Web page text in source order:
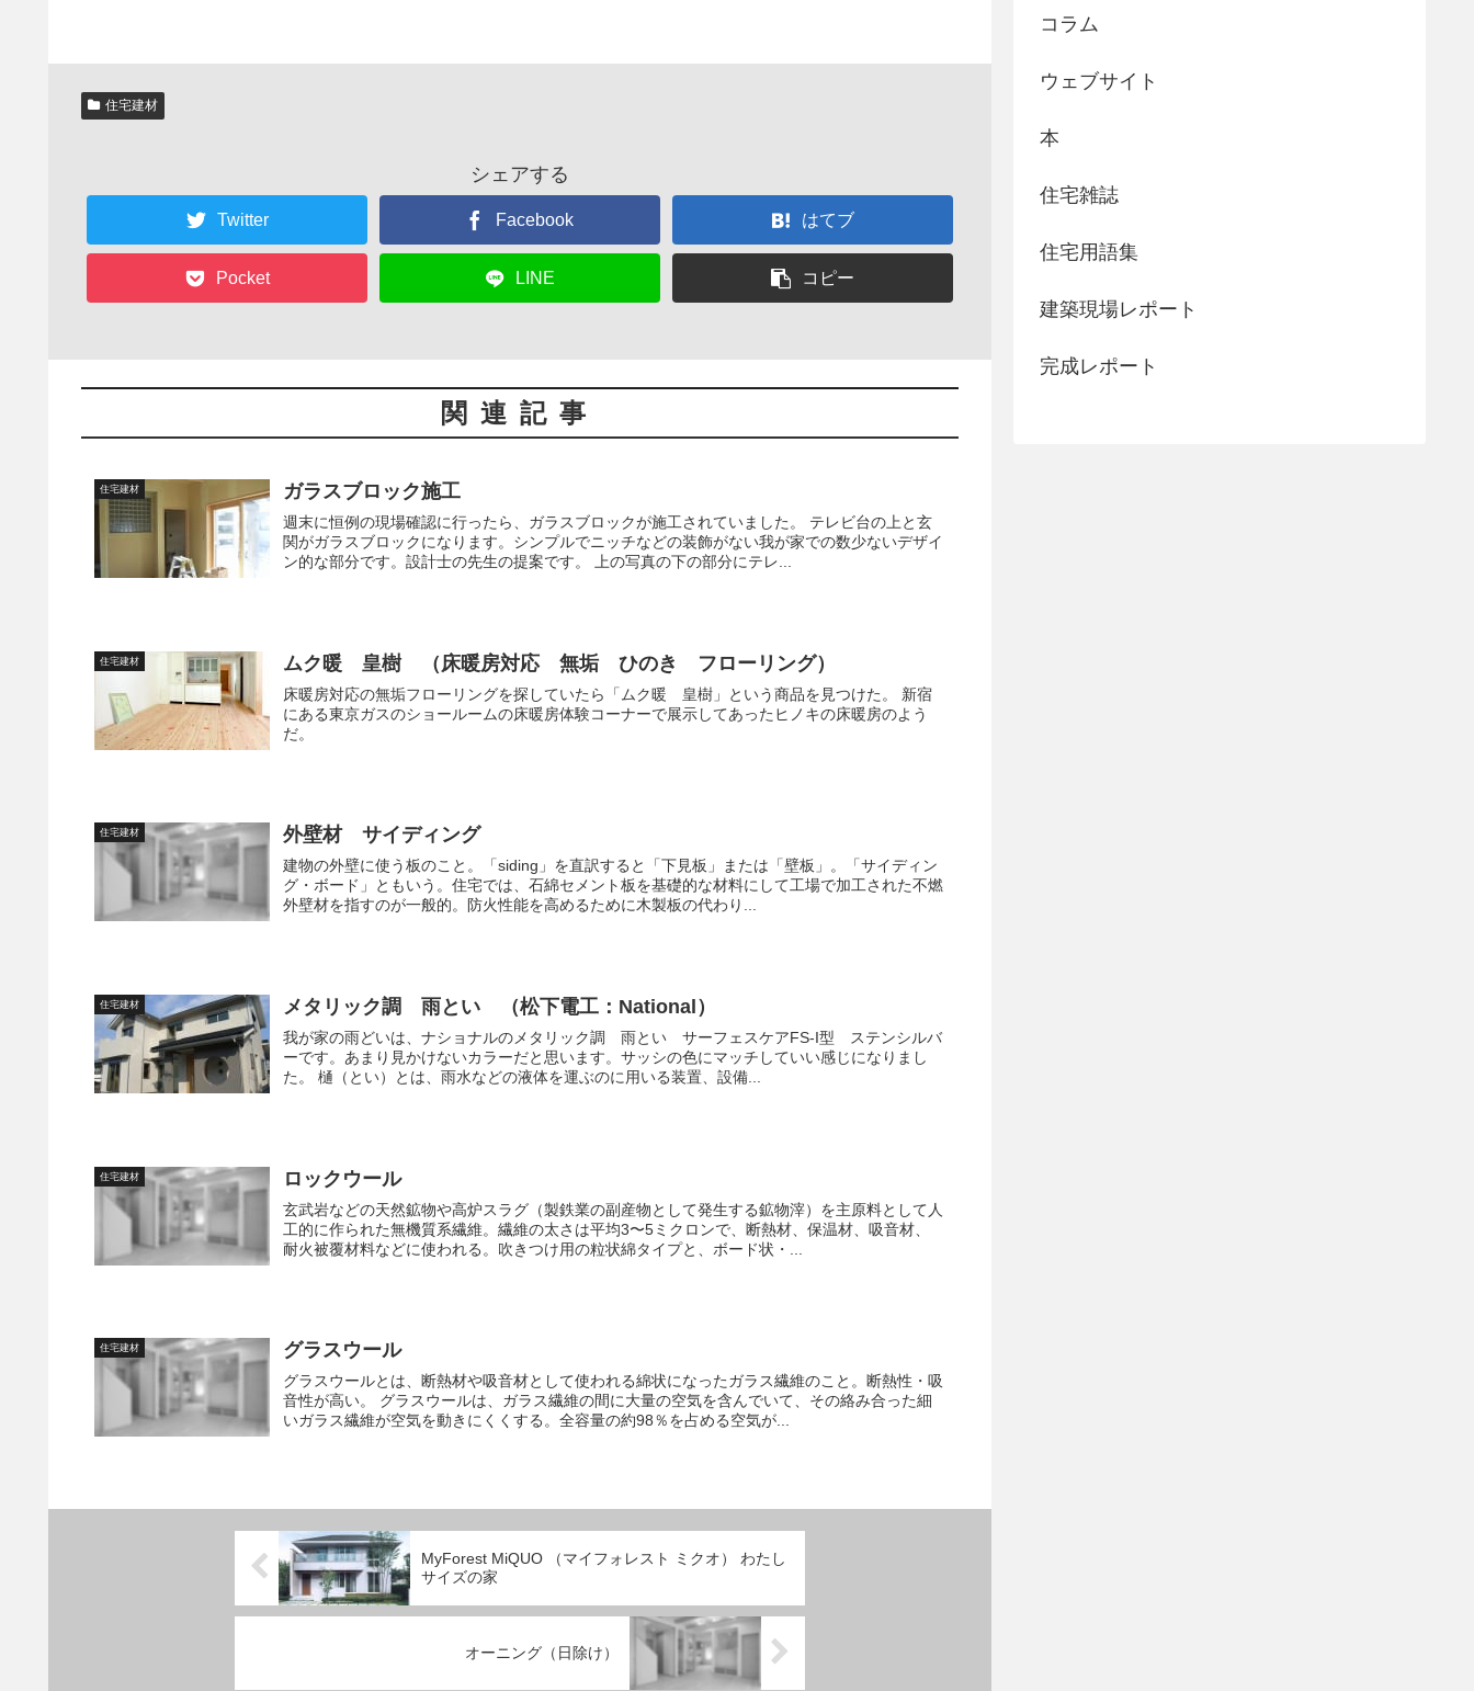
住宅建材
シェアする
Twitter Facebook はてブ
Pocket LINE コピー
関連記事
住宅建材 ガラスブロック施工
週末に恒例の現場確認に行ったら、ガラスブロックが施工されていました。 テレビ台の上と玄
関がガラスブロックになります。シンプルでニッチなどの装飾がない我が家での数少ないデザイ
ン的な部分です。設計士の先生の提案です。 上の写真の下の部分にテレ...
住宅建材 ムク暖 皇樹 （床暖房対応 無垢 ひのき フローリング）
床暖房対応の無垢フローリングを探していたら「ムク暖 皇樹」という商品を見つけた。 新宿
にある東京ガスのショールームの床暖房体験コーナーで展示してあったヒノキの床暖房のよう
だ。
住宅建材 外壁材 サイディング
建物の外壁に使う板のこと。「siding」を直訳すると「下見板」または「壁板」。「サイディン
グ・ボード」ともいう。住宅では、石綿セメント板を基礎的な材料にして工場で加工された不燃
外壁材を指すのが一般的。防火性能を高めるために木製板の代わり...
住宅建材 メタリック調 雨とい （松下電工：National）
我が家の雨どいは、ナショナルのメタリック調 雨とい サーフェスケアFS-I型 ステンシルバ
ーです。あまり見かけないカラーだと思います。サッシの色にマッチしていい感じになりまし
た。 樋（とい）とは、雨水などの液体を運ぶのに用いる装置、設備...
住宅建材 ロックウール
玄武岩などの天然鉱物や高炉スラグ（製鉄業の副産物として発生する鉱物滓）を主原料として人
工的に作られた無機質系繊維。繊維の太さは平均3〜5ミクロンで、断熱材、保温材、吸音材、
耐火被覆材料などに使われる。吹きつけ用の粒状綿タイプと、ボード状・...
住宅建材 グラスウール
グラスウールとは、断熱材や吸音材として使われる綿状になったガラス繊維のこと。断熱性・吸
音性が高い。 グラスウールは、ガラス繊維の間に大量の空気を含んでいて、その絡み合った細
いガラス繊維が空気を動きにくくする。全容量の約98％を占める空気が...
MyForest MiQUO （マイフォレスト ミクオ） わたし
サイズの家
オーニング（日除け）
コラム
ウェブサイト
本
住宅雑誌
住宅用語集
建築現場レポート
完成レポート